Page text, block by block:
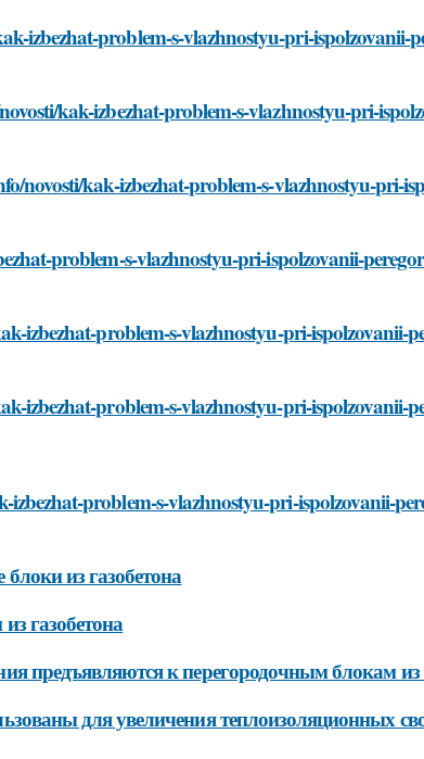
izbezhat-problem-s-vlazhnostyu-pri-ispolzovanii-
kak-izbezhat-problem-s-vlazhnostyu-pri-
novosti/kak-izbezhat-problem-s-vlazhnostyu-pri-
problem-s-vlazhnostyu-pri-ispolzovanii-
izbezhat-problem-s-vlazhnostyu-pri-ispolzovanii-
izbezhat-problem-s-vlazhnostyu-pri-ispolzovanii-
problem-s-vlazhnostyu-pri-ispolzovanii-
из газобетона
газобетона
предъявляются к перегородочным блокам из
для увеличения теплоизоляционных